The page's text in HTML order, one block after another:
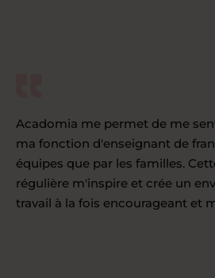
Acadomia me permet de me
ma fonction d'enseignant de
équipes que par les familles.
régulière m'inspire et crée un
travail à la fois encourageant et